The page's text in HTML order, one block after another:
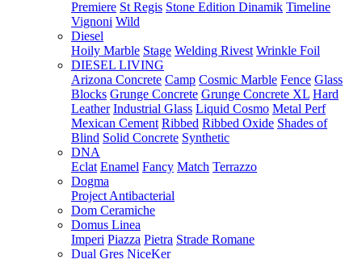
Premiere St Regis Stone Edition Dinamik Timeline
Vignoni Wild
Diesel
Hoily Marble Stage Welding Rivest Wrinkle Foil
DIESEL LIVING
Arizona Concrete Camp Cosmic Marble Fence Glass
Blocks Grunge Concrete Grunge Concrete XL Hard
Leather Industrial Glass Liquid Cosmo Metal Perf
Mexican Cement Ribbed Ribbed Oxide Shades of
Blind Solid Concrete Synthetic
DNA
Eclat Enamel Fancy Match Terrazzo
Dogma
Project Antibacterial
Dom Ceramiche
Domus Linea
Imperi Piazza Pietra Strade Romane
Dual Gres NiceKer